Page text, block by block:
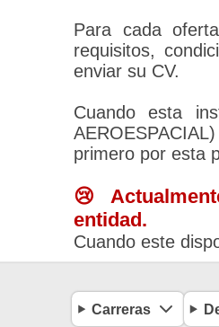
Para cada
requisitos,
enviar su CV.
Cuando esta
primero por esta
😢
entidad.
Cuando este
Carreras